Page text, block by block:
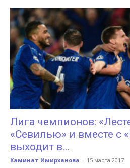
Лига чемпионов:
«Севилью» и вместе с
выходит в...
Каминат Имирханова - 15 марта 2017